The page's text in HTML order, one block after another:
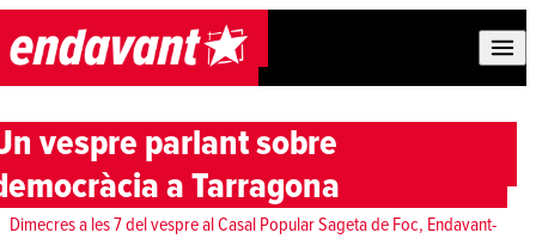
Skip to content
vespre parlant sobre
a Tarragona
Dimecres a les 7 del vespre al Casal Popular Sageta de Foc, Endavant-